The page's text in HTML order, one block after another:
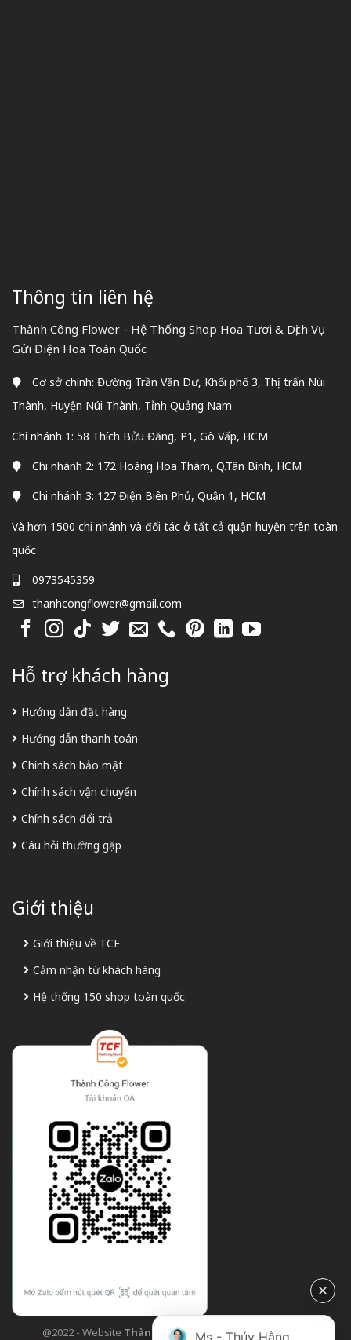
Thông tin liên hệ
Thành Công Flower - Hệ Thống Shop Hoa Tươi & Dịch Vụ
Gửi Điện Hoa Toàn Quốc
Cơ sở chính: Đường Trần Văn Dư, Khối phố 3, Thị trấn Núi
Thành, Huyện Núi Thành, Tỉnh Quảng Nam
Chi nhánh 1: 58 Thích Bửu Đăng, P1, Gò Vấp, HCM
Chi nhánh 2: 172 Hoàng Hoa Thám, Q.Tân Bình, HCM
Chi nhánh 3: 127 Điện Biên Phủ, Quận 1, HCM
Và hơn 1500 chi nhánh và đối tác ở tất cả quận huyện trên toàn
quốc
0973545359
thanhcongflower@gmail.com
Hỗ trợ khách hàng
Hướng dẫn đặt hàng
Hướng dẫn thanh toán
Chính sách bảo mật
Chính sách vận chuyển
Chính sách đổi trả
Câu hỏi thường gặp
Giới thiệu
Giới thiệu về TCF
Cảm nhận từ khách hàng
Hệ thống 150 shop toàn quốc
@2022 - Website Thành Công Flower| Design bởi
Ms - Thúy Hằng